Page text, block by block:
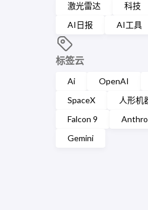
激光雷达
科技
AI日报
AI工具
标签云
Ai OpenAI
SpaceX
人形机
Falcon 9
Gemini